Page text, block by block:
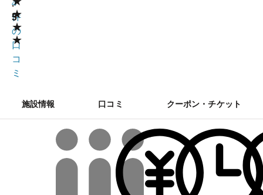
★
★
★
.
5
4
件
の
口
コ
ミ
施設情報 口コミ クーポン・チケット